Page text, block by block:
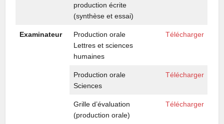
production écrite
(synthèse et essai)
Examinateur
Production orale
Lettres et sciences
humaines
Télécharger
Production orale
Sciences
Télécharger
Grille d’évaluation
(production orale)
Télécharger